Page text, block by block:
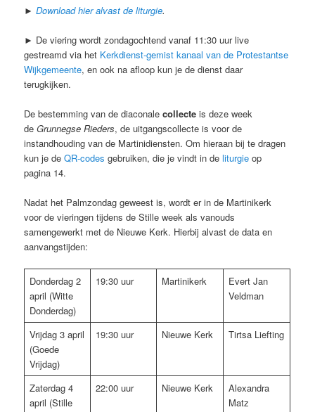
►Download hier alvast de liturgie.
► De viering wordt zondagochtend vanaf 11:30 uur live
gestreamd via het Kerkdienst-gemist kanaal van de Protestantse
Wijkgemeente, en ook na afloop kun je de dienst daar
terugkijken.
De bestemming van de diaconalecollecte is deze week
deGrunnegse Rieders, de uitgangscollecte is voor de
instandhouding van de Martinidiensten. Om hieraan bij te dragen
kun je deQR-codes gebruiken, die je vindt in deliturgie op
pagina 14.
Nadat het Palmzondag geweest is, wordt er in de Martinikerk
voor de vieringen tijdens de Stille week als vanouds
samengewerkt met de Nieuwe Kerk. Hierbij alvast de data en
aanvangstijden:
Donderdag 2
april (Witte
Donderdag)
19:30 uur Martinikerk
Evert Jan
Veldman
Vrijdag 3 april
(Goede
Vrijdag)
19:30 uur Nieuwe Kerk Tirtsa Liefting
Zaterdag 4
april (Stille
22:00 uur Nieuwe Kerk
Alexandra
Matz